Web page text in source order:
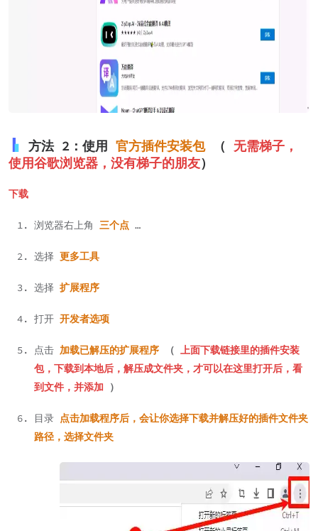
方法 2：使用 官方插件安装包 （
无需梯子，
使用谷歌浏览器，没有梯子的朋友）
下载
浏览器右上角 三个点 …
选择 更多工具
选择 扩展程序
打开 开发者选项
点击 加载已解压的扩展程序 （ 上面下载链接里的插件安装
包，下载到本地后，解压成文件夹，才可以在这里打开后，看
到文件，并添加
）
目录 点击加载程序后，会让你选择下载并解压好的插件文件夹
路径，选择文件夹